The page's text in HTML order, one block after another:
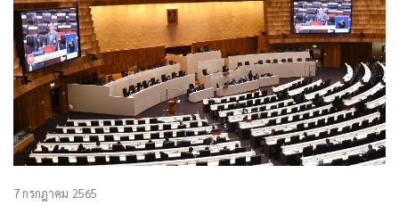
7 กรกฎาคม 2565